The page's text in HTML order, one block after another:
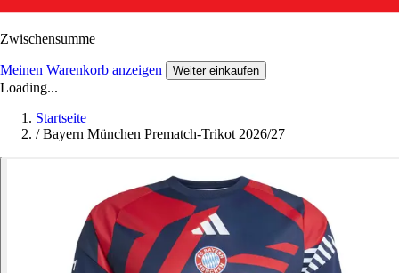
Zwischensumme
Meinen Warenkorb anzeigen Weiter einkaufen
Loading...
Startseite
/ Bayern München Prematch-Trikot 2026/27